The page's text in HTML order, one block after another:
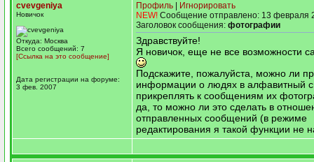
cvevgeniya
Новичок
Откуда: Москва
Всего сообщений: 7
[Ссылка на это сообщение]
Дата регистрации на форуме:
3 фев. 2007
Профиль
Игнорировать
NEW! Сообщение отправлено: 13 февраля
Заголовок сообщения: фотографии
Здравствуйте!
Я новичок, еще не все возможности
Подскажите, пожалуйста, можно ли
информации о людях в алфавитный
прикреплять к сообщениям их
да, то можно ли это сделать в
отправленных сообщений (в режиме
редактирования я такой функции не